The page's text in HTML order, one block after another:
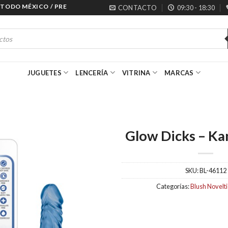
MÉXICO / PRECIOS ESPECIALES PARA MAYORISTAS
CONTACTO 09:30 - 18:30
JUGUETES LENCERÍA VITRINA MARCAS
Glow Dicks –
SKU:BL-46112
Categorías:Blush